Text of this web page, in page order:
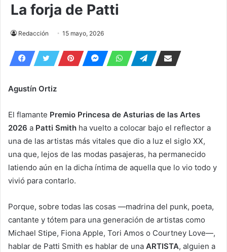
La forja de Patti
Redacción 15 mayo, 2026
Agustín Ortiz
El flamante Premio Princesa de Asturias de las Artes
2026 a Patti Smith ha vuelto a colocar bajo el reflector a
una de las artistas más vitales que dio a luz el siglo XX,
una que, lejos de las modas pasajeras, ha permanecido
latiendo aún en la dicha íntima de aquella que lo vio todo y
vivió para contarlo.
Porque, sobre todas las cosas —madrina del punk, poeta,
cantante y tótem para una generación de artistas como
Michael Stipe, Fiona Apple, Tori Amos o Courtney Love—,
hablar de Patti Smith es hablar de una ARTISTA, alguien a